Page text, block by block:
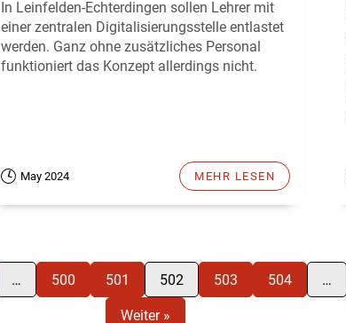
In Leinfelden-Echterdingen sollen Lehrer mit
einer zentralen Digitalisierungsstelle entlastet
werden. Ganz ohne zusätzliches Personal
funktioniert das Konzept allerdings nicht.
May 2024 MEHR LESEN
… 500 501 502 503 504 …
Weiter »